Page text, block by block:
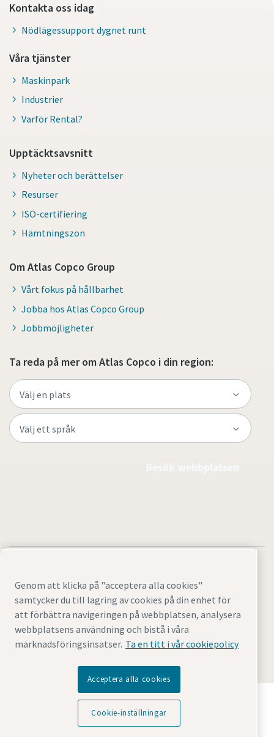
Kontakta oss idag
Nödlägessupport dygnet runt
Våra tjänster
Maskinpark
Industrier
Varför Rental?
Upptäcktsavsnitt
Nyheter och berättelser
Resurser
ISO-certifiering
Hämtningszon
Om Atlas Copco Group
Vårt fokus på hållbarhet
Jobba hos Atlas Copco Group
Jobbmöjligheter
Ta reda på mer om Atlas Copco i din region:
Juridisk information och sekretessmeddelanden
Cookie-inställningarTillgänglighetÖversikt
Upptäck hur Atlas Copco Group möjliggör teknik som
omvandlar framtiden.
Besök Atlas Copco Groups webbplats
Genom att klicka på "acceptera alla cookies"
samtycker du till lagring av cookies på din enhet för
att förbättra navigeringen på webbplatsen, analysera
webbplatsens användning och bistå i våra
marknadsföringsinsatser. Ta en titt i vår cookiepolicy
Acceptera alla cookies
Cookie-inställningar